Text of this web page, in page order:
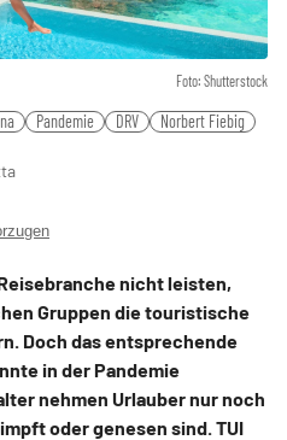
Foto: Shutterstock
Pandemie DRV Norbert Fiebig
nicht leisten,
Gruppen die touristische
Doch das entsprechende
in der Pandemie
nehmen Urlauber nur noch
oder genesen sind. TUI